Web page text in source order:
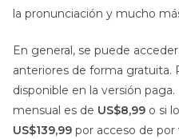
la pronunciación y mucho
En general, se puede
anteriores de forma gratuita.
disponible en la versión
mensual es de US$8,99 o si
US$139,99 por acceso de por